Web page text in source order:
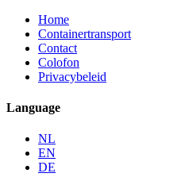
Home
Containertransport
Contact
Colofon
Privacybeleid
Language
NL
EN
DE